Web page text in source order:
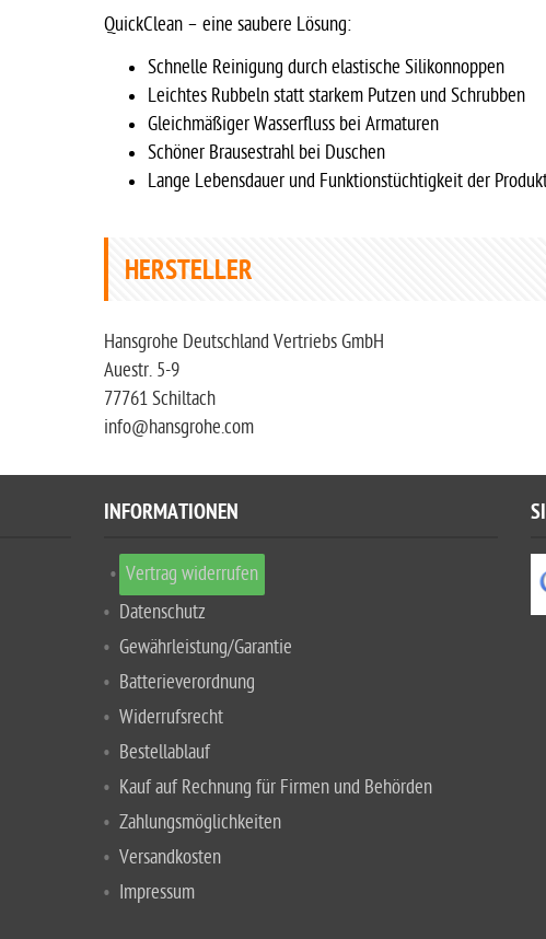
QuickClean – eine saubere Lösung:
Schnelle Reinigung durch elastische Silikonnoppen
Leichtes Rubbeln statt starkem Putzen und Schrubben
Gleichmäßiger Wasserfluss bei Armaturen
Schöner Brausestrahl bei Duschen
Lange Lebensdauer und Funktionstüchtigkeit der
HERSTELLER
Hansgrohe Deutschland Vertriebs GmbH
Auestr. 5-9
77761 Schiltach
info@hansgrohe.com
INFORMATIONEN
Vertrag widerrufen
Datenschutz
Gewährleistung/Garantie
Batterieverordnung
Widerrufsrecht
Bestellablauf
Kauf auf Rechnung für Firmen und Behörden
Zahlungsmöglichkeiten
Versandkosten
Impressum